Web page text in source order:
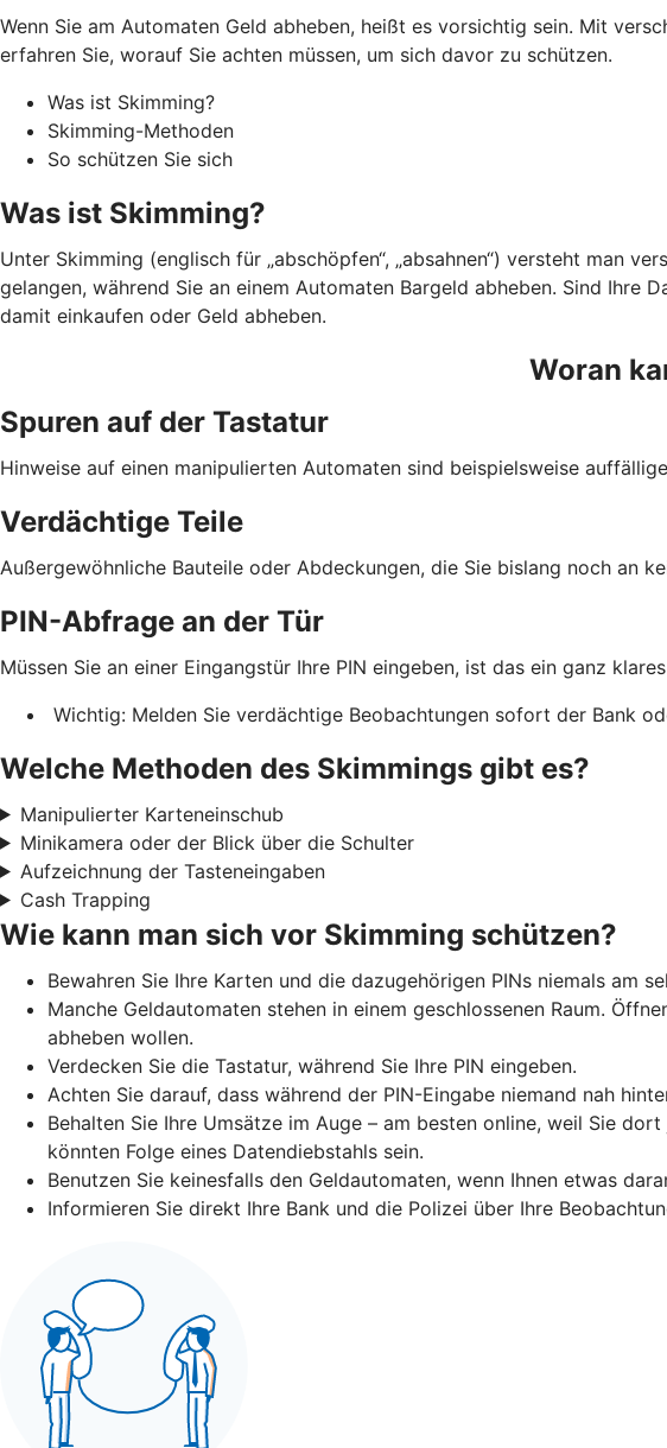
Wenn Sie am Automaten Geld abheben, heißt es vorsichtig sein. Mit
erfahren Sie, worauf Sie achten müssen, um sich davor zu schützen.
Was ist Skimming?
Skimming-Methoden
So schützen Sie sich
Was ist Skimming?
Unter Skimming (englisch für „abschöpfen“, „absahnen“) versteht man
gelangen, während Sie an einem Automaten Bargeld abheben. Sind Ihre
damit einkaufen oder Geld abheben.
Woran
Spuren auf der Tastatur
Hinweise auf einen manipulierten Automaten sind beispielsweise
Verdächtige Teile
Außergewöhnliche Bauteile oder Abdeckungen, die Sie bislang noch an
PIN-Abfrage an der Tür
Müssen Sie an einer Eingangstür Ihre PIN eingeben, ist das ein ganz
Wichtig: Melden Sie verdächtige Beobachtungen sofort der Bank
Welche Methoden des Skimmings gibt es?
Manipulierter Karteneinschub
Minikamera oder der Blick über die Schulter
Aufzeichnung der Tasteneingaben
Cash Trapping
Wie kann man sich vor Skimming schützen?
Bewahren Sie Ihre Karten und die dazugehörigen PINs niemals am
Manche Geldautomaten stehen in einem geschlossenen Raum.
abheben wollen.
Verdecken Sie die Tastatur, während Sie Ihre PIN eingeben.
Achten Sie darauf, dass während der PIN-Eingabe niemand nah
Behalten Sie Ihre Umsätze im Auge – am besten online, weil Sie
könnten Folge eines Datendiebstahls sein.
Benutzen Sie keinesfalls den Geldautomaten, wenn Ihnen etwas
Informieren Sie direkt Ihre Bank und die Polizei über Ihre